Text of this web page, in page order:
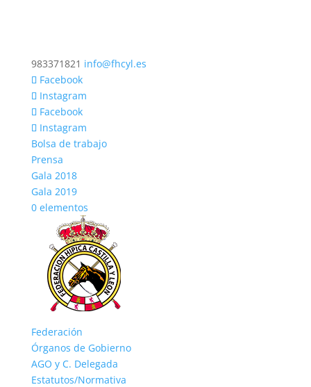
983371821 info@fhcyl.es
Facebook
Instagram
Facebook
Instagram
Bolsa de trabajo
Prensa
Gala 2018
Gala 2019
0 elementos
Federación
Órganos de Gobierno
AGO y C. Delegada
Estatutos/Normativa